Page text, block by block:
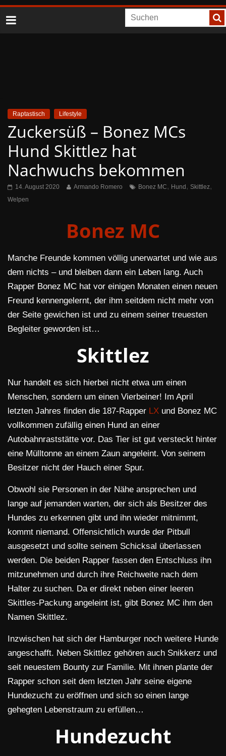
Raptastisch Lifestyle
Zuckersüß – Bonez MCs
Hund Skittlez hat
Nachwuchs bekommen
14. August 2020 Armando Romero Bonez MC, Hund , Skittlez,
Welpen
Bonez MC
Manche Freunde kommen völlig unerwartet und wie aus
dem nichts – und bleiben dann ein Leben lang. Auch
Rapper Bonez MC hat vor einigen Monaten einen neuen
Freund kennengelernt, der ihm seitdem nicht mehr von
der Seite gewichen ist und zu einem seiner treuesten
Begleiter geworden ist…
Skittlez
Nur handelt es sich hierbei nicht etwa um einen
Menschen, sondern um einen Vierbeiner! Im April
letzten Jahres finden die 187-Rapper LX und Bonez MC
vollkommen zufällig einen Hund an einer
Autobahnraststätte vor. Das Tier ist gut versteckt hinter
eine Mülltonne an einem Zaun angeleint. Von seinem
Besitzer nicht der Hauch einer Spur.
Obwohl sie Personen in der Nähe ansprechen und
lange auf jemanden warten, der sich als Besitzer des
Hundes zu erkennen gibt und ihn wieder mitnimmt,
kommt niemand. Offensichtlich wurde der Pitbull
ausgesetzt und sollte seinem Schicksal überlassen
werden. Die beiden Rapper fassen den Entschluss ihn
mitzunehmen und durch ihre Reichweite nach dem
Halter zu suchen. Da er direkt neben einer leeren
Skittles-Packung angeleint ist, gibt Bonez MC ihm den
Namen Skittlez.
Inzwischen hat sich der Hamburger noch weitere Hunde
angeschafft. Neben Skittlez gehören auch Snikkerz und
seit neuestem Bounty zur Familie. Mit ihnen plante der
Rapper schon seit dem letzten Jahr seine eigene
Hundezucht zu eröffnen und sich so einen lange
gehegten Lebenstraum zu erfüllen…
Hundezucht